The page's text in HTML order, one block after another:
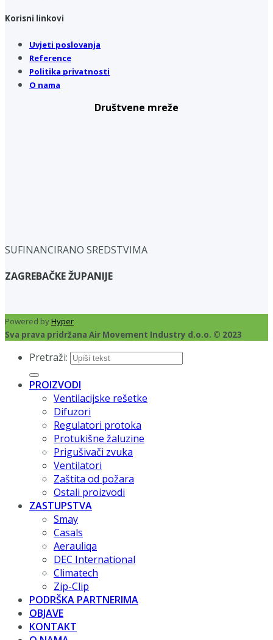
Korisni linkovi
Uvjeti poslovanja
Reference
Politika privatnosti
O nama
Društvene mreže
SUFINANCIRANO SREDSTVIMA
ZAGREBAČKE ŽUPANIJE
Powered byHyper
Sva prava pridržana Air Movement Industry d.o.o. © 2023
Pretraži:
PROIZVODI
Ventilacijske rešetke
Difuzori
Regulatori protoka
Protukišne žaluzine
Prigušivači zvuka
Ventilatori
Zaštita od požara
Ostali proizvodi
ZASTUPSTVA
Smay
Casals
Aerauliqa
DEC International
Climatech
Zip-Clip
PODRŠKA PARTNERIMA
OBJAVE
KONTAKT